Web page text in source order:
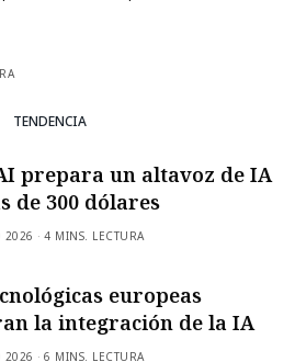
TENDENCIA
prepara un altavoz de IA
de 300 dólares
2026 4 MINS. LECTURA
europeas
la integración de la IA
2026 6 MINS. LECTURA